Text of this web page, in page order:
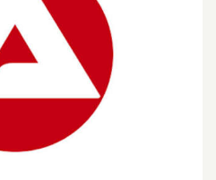
Mehr Arbeitslose, aber
offene Stellen